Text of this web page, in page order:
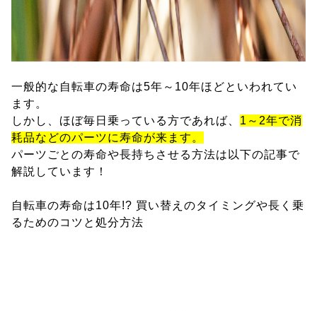
一般的な自転車の寿命は5年～10年ほどといわれてい
ます。
しかし、ほぼ毎日乗っている方であれば、 1～2年で消
耗品などのパーツに寿命が来ます。
パーツごとの寿命や長持ちさせる方法は以下の記事で
解説しています！
自転車の寿命は10年!? 買い替えのタイミングや長く乗
るためのコツと処分方法